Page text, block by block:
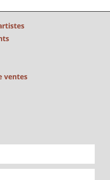
ventes